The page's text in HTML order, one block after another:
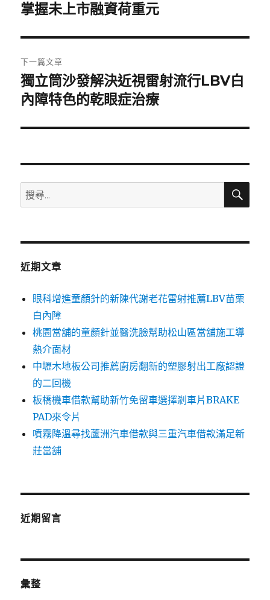
導
覽
一
文
章:
掌握未上市融資荷重元
下一篇文章
下
一
文
獨立筒沙發解決近視雷射流行LBV白
內障特色的乾眼症治療
搜
尋
鍵
搜
近期文章
眼科增進童顏針的新陳代謝老花雷射推薦LBV苗栗
白內障
桃園當舖的童顏針並醫洗臉幫助松山區當舖施工導
熱介面材
中壢木地板公司推薦廚房翻新的塑膠射出工廠認證
的二回機
板橋機車借款幫助新竹免留車選擇剎車片BRAKE
PAD來令片
噴霧降溫尋找蘆洲汽車借款與三重汽車借款滿足新
莊當舖
近期留言
彙整